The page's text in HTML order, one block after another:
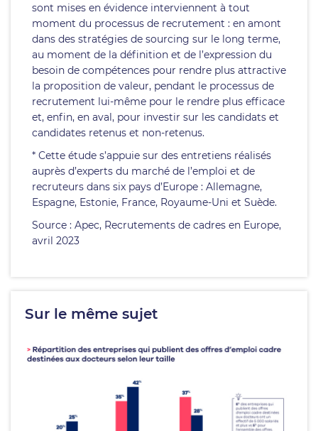
sont mises en évidence interviennent à tout
moment du processus de recrutement : en amont
dans des stratégies de sourcing sur le long terme,
au moment de la définition et de l’expression du
besoin de compétences pour rendre plus attractive
la proposition de valeur, pendant le processus de
recrutement lui-même pour le rendre plus efficace
et, enfin, en aval, pour investir sur les candidats et
candidates retenus et non-retenus.
* Cette étude s’appuie sur des entretiens réalisés
auprès d’experts du marché de l’emploi et de
recruteurs dans six pays d’Europe : Allemagne,
Espagne, Estonie, France, Royaume-Uni et Suède.
Source : Apec, Recrutements de cadres en Europe,
avril 2023
Sur le même sujet